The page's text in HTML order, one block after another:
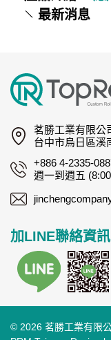
最新消息
茗勝工業有限公
台中市烏日區溪
+886 4-2335-
週一到週五
加LINE聯絡資訊
© 2026 茗勝工業有限